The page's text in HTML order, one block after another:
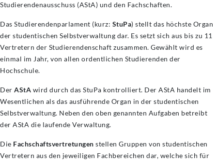
Studierendenausschuss (AStA) und den Fachschaften.
Das Studierendenparlament (kurz: StuPa) stellt das höchste Organ
der studentischen Selbstverwaltung dar. Es setzt sich aus bis zu 11
Vertretern der Studierendenschaft zusammen. Gewählt wird es
einmal im Jahr, von allen ordentlichen Studierenden der
Hochschule.
Der AStA wird durch das StuPa kontrolliert. Der AStA handelt im
Wesentlichen als das ausführende Organ in der studentischen
Selbstverwaltung. Neben den oben genannten Aufgaben betreibt
der AStA die laufende Verwaltung.
Die Fachschaftsvertretungen stellen Gruppen von studentischen
Vertretern aus den jeweiligen Fachbereichen dar, welche sich für